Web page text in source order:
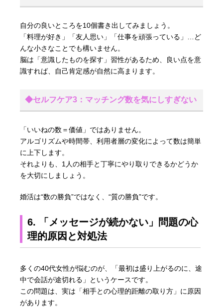
自分の良いところを10個書き出してみましょう。
「料理が好き」「友人思い」「仕事を頑張っている」…ど
んな小さなことでも構いません。
脳は「意識したものを探す」習性があるため、良い点を意
識すれば、自己肯定感が自然に高まります。
◆セルフケア3：マッチング数を気にしすぎない
「いいねの数＝価値」ではありません。
アルゴリズムや時間帯、利用者層の変化によって数は簡単
に上下します。
それよりも、1人の相手と丁寧にやり取りできるかどうか
を大切にしましょう。
婚活は“数の勝負”ではなく、“質の勝負”です。
6. 「メッセージが続かない」問題の心
理的原因と対処法
多くの40代女性が悩むのが、「最初は盛り上がるのに、途
中で会話が途切れる」というケースです。
この問題は、実は「相手との心理的距離の取り方」に原因
があります。